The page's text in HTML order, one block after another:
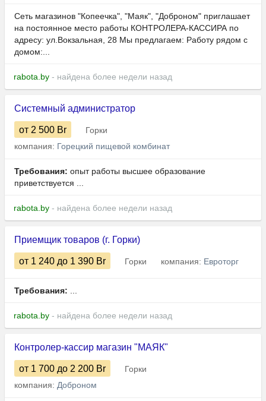
Сеть магазинов "Копеечка", "Маяк", "Доброном" приглашает
на постоянное место работы КОНТРОЛЕРА-КАССИРА по
адресу: ул.Вокзальная, 28 Мы предлагаем: Работу рядом с
домом:...
rabota.by - найдена более недели назад
Системный администратор
от 2 500 Br
Горки
компания: Горецкий пищевой комбинат
Требования: опыт работы высшее образование
приветствуется ...
rabota.by - найдена более недели назад
Приемщик товаров (г. Горки)
от 1 240 до 1 390 Br Горки компания: Евроторг
Требования: ...
rabota.by - найдена более недели назад
Контролер-кассир магазин "МАЯК"
от 1 700 до 2 200 Br
Горки
компания: Доброном